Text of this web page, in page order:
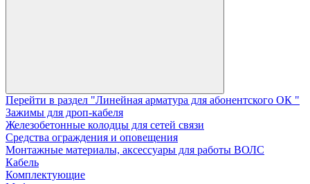
Перейти в раздел "Линейная арматура для абонентского ОК "
Зажимы для дроп-кабеля
Железобетонные колодцы для сетей связи
Средства ограждения и оповещения
Монтажные материалы, аксессуары для работы ВОЛС
Кабель
Комплектующие